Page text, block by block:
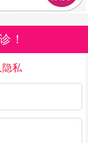
！
隐私